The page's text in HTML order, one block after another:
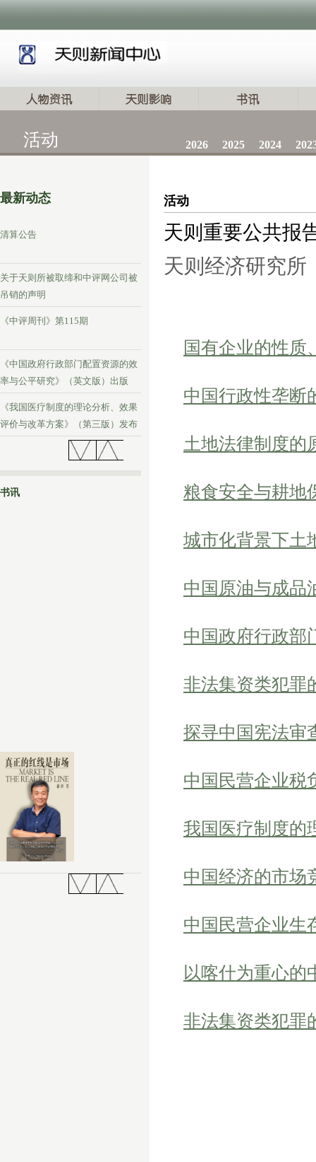
活动 2026 2025 2024
最新动态
清算公告
关于天则所被取缔和中评网公司被
吊销的声明
《中评周刊》第115期
《中国政府行政部门配置资源的效
率与公平研究》（英文版）出版
《我国医疗制度的理论分析、效果
评价与改革方案》（第三版）发布
《中评周刊》第114期
书讯
活动
天则重要公共报
天则经济研究所
国有企业的性质
中国行政性垄断
土地法律制度的
粮食安全与耕地
城市化背景下土
中国原油与成品
中国政府行政部
非法集资类犯罪
探寻中国宪法审
中国民营企业税
我国医疗制度的
中国经济的市场
中国民营企业生
以喀什为重心的
非法集资类犯罪